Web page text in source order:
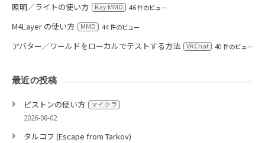
照明／ライトの使い方 Ray MMD 46 件のビュー
M4Layer の使い方 MMD 44 件のビュー
アバター／ワールドをローカルでテストする方法 VRChat 40 件のビュー
最近の投稿
ピストンの使い方 マイクラ
2026-08-02
タルコフ (Escape from Tarkov)